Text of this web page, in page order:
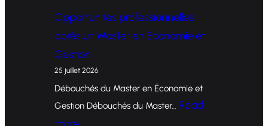
Opportunités professionnelles
après un Master en Économie et
Gestion
25 juillet 2026
Débouchés du Master en Économie et
Gestion Débouchés du Master… Read
: